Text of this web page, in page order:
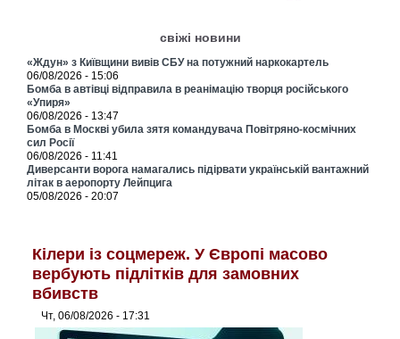
свіжі новини
«Ждун» з Київщини вивів СБУ на потужний наркокартель
06/08/2026 - 15:06
Бомба в автівці відправила в реанімацію творця російського
«Упиря»
06/08/2026 - 13:47
Бомба в Москві убила зятя командувача Повітряно-космічних
сил Росії
06/08/2026 - 11:41
Диверсанти ворога намагались підірвати українській вантажний
літак в аеропорту Лейпцига
05/08/2026 - 20:07
Кілери із соцмереж. У Європі масово
вербують підлітків для замовних
вбивств
Чт, 06/08/2026 - 17:31